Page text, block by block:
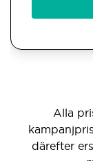
Alla
därefter